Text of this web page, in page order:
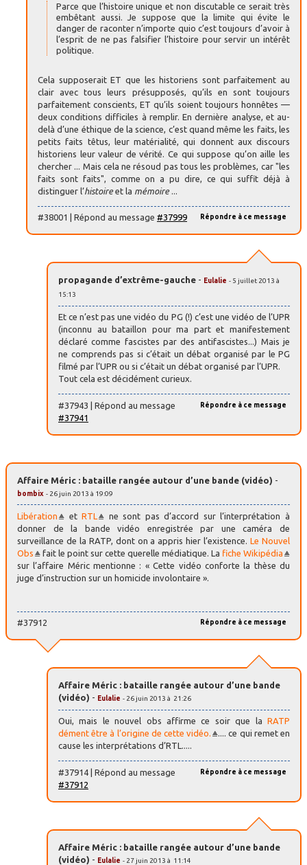
Parce que l’histoire unique et non discutable ce serait très
embêtant aussi. Je suppose que la limite qui évite le
danger de raconter n’importe quio c’est toujours d’avoir à
l’esprit de ne pas falsifier l’histoire pour servir un intérêt
politique.
Cela supposerait ET que les historiens sont parfaitement au
clair avec tous leurs présupposés, qu’ils en sont toujours
parfaitement conscients, ET qu’ils soient toujours honnêtes —
deux conditions difficiles à remplir. En dernière analyse, et au-
delà d’une éthique de la science, c’est quand même les faits, les
petits faits têtus, leur matérialité, qui donnent aux discours
historiens leur valeur de vérité. Ce qui suppose qu’on aille les
chercher ... Mais cela ne résoud pas tous les problèmes, car "les
faits sont faits", comme on a pu dire, ce qui suffit déjà à
distinguer l’histoireet la mémoire
Répondre à ce message
#38001 | Répond au message #37999
propagande d’extrême-gauche - Eulalie - 5 juillet 2013 à
15:13
Et ce n’est pas une vidéo du PG (!) c’est une vidéo de l’UPR
(inconnu au bataillon pour ma part et manifestement
déclaré comme fascistes par des antifascistes...) Mais je
ne comprends pas si c’était un débat organisé par le PG
filmé par l’UPR ou si c’était un débat organisé par l’UPR.
Tout cela est décidément curieux.
Répondre à ce message
#37943 | Répond au message
#37941
Affaire Méric : bataille rangée autour d’une bande (vidéo) -
bombix - 26 juin 2013 à 19:09
Libération etRTL
ne sont pas d’accord sur l’interprétation à
donner de la bande vidéo enregistrée par une caméra de
surveillance de la RATP, dont on a appris hier l’existence.Le Nouvel
Obs
fait le point sur cette querelle médiatique. La fiche Wikipédia
sur l’affaire Méric mentionne : « Cette vidéo conforte la thèse du
juge d’instruction sur un homicide involontaire ».
Répondre à ce message
#37912
Affaire Méric : bataille rangée autour d’une bande
(vidéo) - Eulalie - 26 juin 2013 à 21:26
Oui, mais le nouvel obs affirme ce soir que la RATP
dément être à l’origine de cette vidéo.
.... ce qui remet en
cause les interprétations d’RTL.....
Répondre à ce message
#37914 | Répond au message
#37912
Affaire Méric : bataille rangée autour d’une bande
(vidéo) - Eulalie - 27 juin 2013 à 11:14